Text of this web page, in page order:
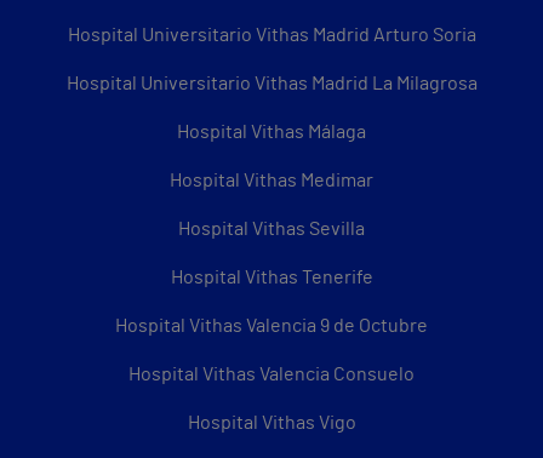
Hospital Universitario Vithas Madrid Arturo Soria
Hospital Universitario Vithas Madrid La Milagrosa
Hospital Vithas Málaga
Hospital Vithas Medimar
Hospital Vithas Sevilla
Hospital Vithas Tenerife
Hospital Vithas Valencia 9 de Octubre
Hospital Vithas Valencia Consuelo
Hospital Vithas Vigo